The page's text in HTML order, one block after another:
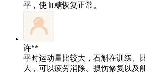
平，使血糖恢复正常。
许**
平时运动量比较大，石斛在训练、
大，可以疲劳消除、损伤修复以及